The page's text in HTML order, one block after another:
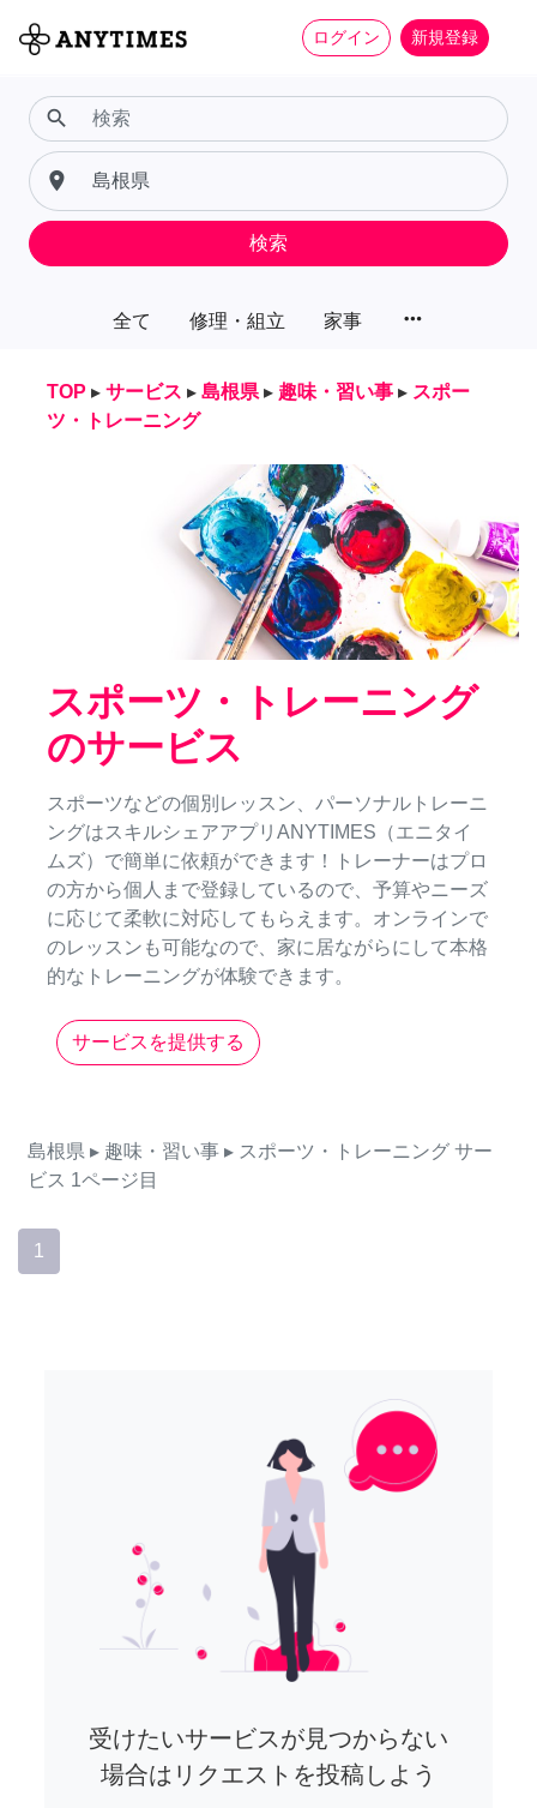
ログイン 新規登録
全て 修理・組立 家事 more_horiz
search
place
検索
TOP ▸ サービス ▸ 島根県 ▸ 趣味・習い事 ▸ スポー
ツ・トレーニング
スポーツ・トレーニング
のサービス
スポーツなどの個別レッスン、パーソナルトレーニ
ングはスキルシェアアプリANYTIMES（エニタイ
ムズ）で簡単に依頼ができます！トレーナーはプロ
の方から個人まで登録しているので、予算やニーズ
に応じて柔軟に対応してもらえます。オンラインで
のレッスンも可能なので、家に居ながらにして本格
的なトレーニングが体験できます。
サービスを提供する
島根県 ▸ 趣味・習い事 ▸ スポーツ・トレーニング サー
ビス 1ページ目
1
受けたいサービスが見つからない
場合はリクエストを投稿しよう